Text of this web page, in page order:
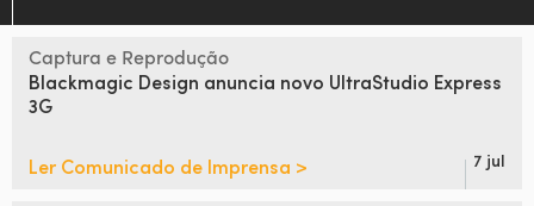
India
Japan
Captura e Reprodução
Blackmagic Design anuncia novo UltraStudio Express
3G
Ler Comunicado de Imprensa > 7 jul